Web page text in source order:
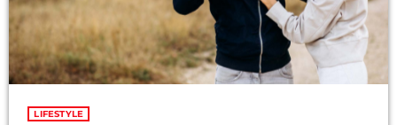
Categories
Economics
Education
LIFESTYLE